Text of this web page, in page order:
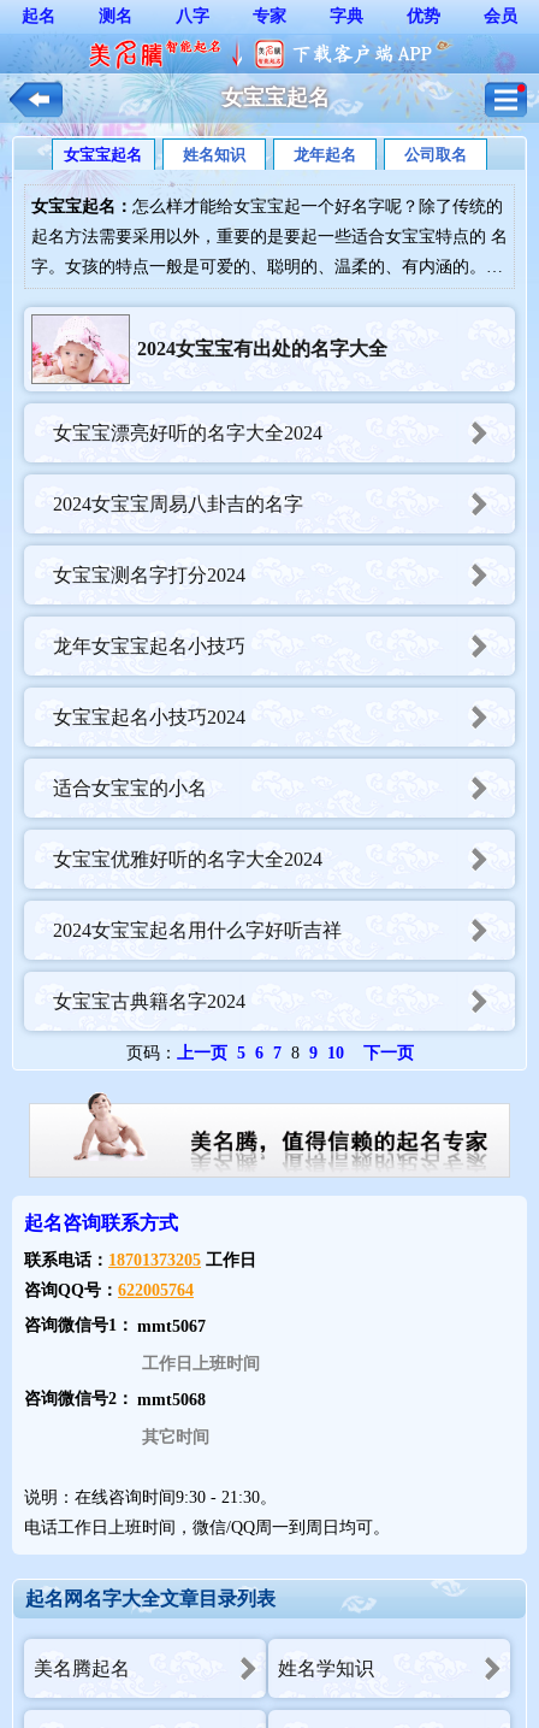
起名 测名 八字 专家 字典 优势 会员
女宝宝起名
女宝宝起名 姓名知识 龙年起名 公司取名
女宝宝起名： 怎么样才能给女宝宝起一个好名字呢？除了传统的
起名方法需要采用以外，重要的是要起一些适合女宝宝特点的 名
字。女孩的特点一般是可爱的、聪明的、温柔的、有内涵的。那
宝起一个好听吉祥的名字，其方法和名字大全会美名腾（www.m
eimingteng.com)一一展示。2024女宝宝有出处的名字大全
女宝宝漂亮好听的名字大全2024
2024女宝宝周易八卦吉的名字
女宝宝测名字打分2024
龙年女宝宝起名小技巧
女宝宝起名小技巧2024
适合女宝宝的小名
女宝宝优雅好听的名字大全2024
2024女宝宝起名用什么字好听吉祥
女宝宝古典籍名字2024
页码： 上一页 5 6 78 9 10 下一页
起名咨询联系方式
联系电话： 18701373205 工作日
咨询QQ号： 622005764
咨询微信号1：
工作日上班时间
咨询微信号2：
其它时间
说明：在线咨询时间9:30 - 21:30。
电话工作日上班时间，微信/QQ周一到周日均可。
起名网名字大全文章目录列表
美名腾起名 姓名学知识